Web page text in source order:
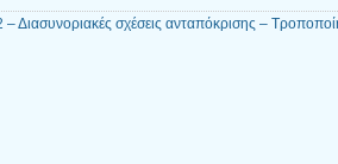
Διασυνοριακές σχέσεις ανταπόκρισης –